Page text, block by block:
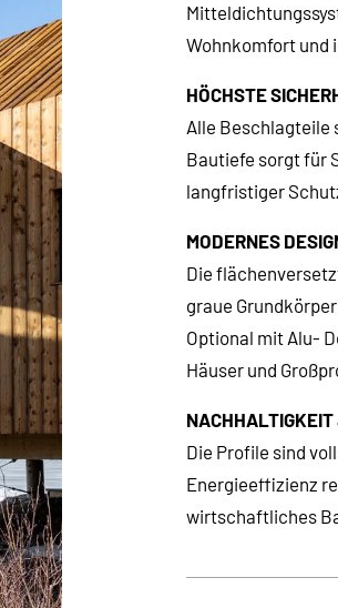
Wohnkomfort und
HÖCHSTE
Alle Beschlagteile
Bautiefe sorgt für
langfristiger
MODERNES
Die
graue
Optional mit Alu-
Häuser und
Die Profile sind
Energieeffizienz
wirtschaftliches